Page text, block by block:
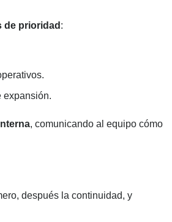
de prioridad :
expansión.
, comunicando al equipo cómo
después la continuidad, y